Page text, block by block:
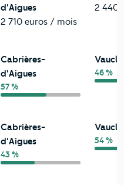
d'Aigues
2 710 euros / mois
2 440
Cabrières-
d'Aigues
57 %
Vaucluse
46 %
Cabrières-
d'Aigues
43 %
Vaucluse
54 %